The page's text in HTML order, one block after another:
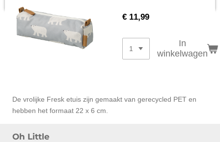
€ 11,99
In
winkelwagen
De vrolijke Fresk etuis zijn gemaakt van gerecycled PET en
hebben het formaat 22 x 6 cm.
Oh Little